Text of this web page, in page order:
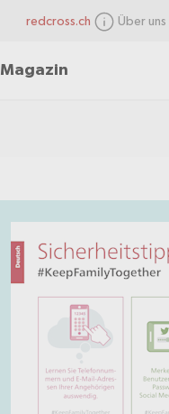
redcross.ch Über uns
Magazin